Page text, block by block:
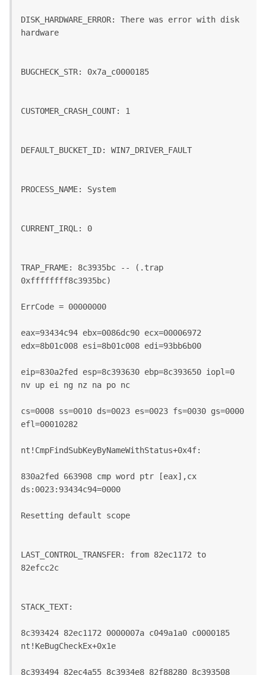
DISK_HARDWARE_ERROR: There was error with disk
hardware
BUGCHECK_STR: 0x7a_c0000185
CUSTOMER_CRASH_COUNT: 1
DEFAULT_BUCKET_ID: WIN7_DRIVER_FAULT
PROCESS_NAME: System
CURRENT_IRQL: 0
TRAP_FRAME: 8c3935bc -- (.trap
0xffffffff8c3935bc)
ErrCode = 00000000
eax=93434c94 ebx=0086dc90 ecx=00006972
edx=8b01c008 esi=8b01c008 edi=93bb6b00
eip=830a2fed esp=8c393630 ebp=8c393650 iopl=0
nv up ei ng nz na po nc
cs=0008 ss=0010 ds=0023 es=0023 fs=0030 gs=0000
efl=00010282
nt!CmpFindSubKeyByNameWithStatus+0x4f:
830a2fed 663908 cmp word ptr [eax],cx
ds:0023:93434c94=0000
Resetting default scope
LAST_CONTROL_TRANSFER: from 82ec1172 to
82efcc2c
STACK_TEXT:
8c393424 82ec1172 0000007a c049a1a0 c0000185
nt!KeBugCheckEx+0x1e
8c393494 82ec4a55 8c3934e8 82f88280 8c393508